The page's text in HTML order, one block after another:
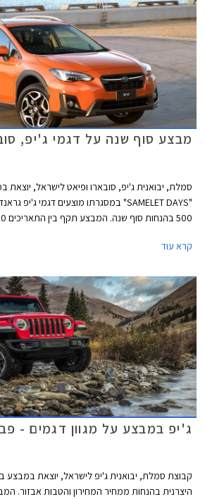
מבצע סוף שנה על דגמי ג'יפ,
סמלת, יבואנית ג'יפ, סובארו ופיאט לישראל,
קרא עוד
ג'יפ במבצע על מגוון דגמים -
קבוצת סמלת, יבואנית ג'יפ לישראל, יוצאת במבצע
היצרנית בהנחות ממחיר המחירון והטבות אבזור.